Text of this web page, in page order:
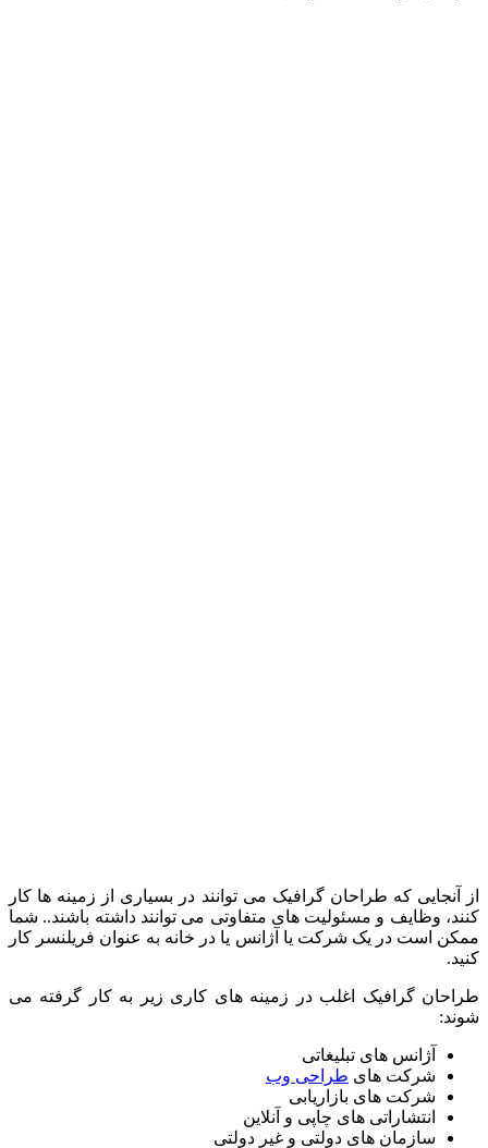
از آنجایی که طراحان گرافیک می توانند در بسیاری از زمینه ها کار
کنند، وظایف و مسئولیت های متفاوتی می توانند داشته باشند.. شما
ممکن است در یک شرکت یا آژانس یا در خانه به عنوان فریلنسر کار
کنید.
طراحان گرافیک اغلب در زمینه های کاری زیر به کار گرفته می
شوند:
آژانس های تبلیغاتی
شرکت های طراحی وب
شرکت های بازاریابی
انتشاراتی های چاپی و آنلاین
سازمان های دولتی و غیر دولتی